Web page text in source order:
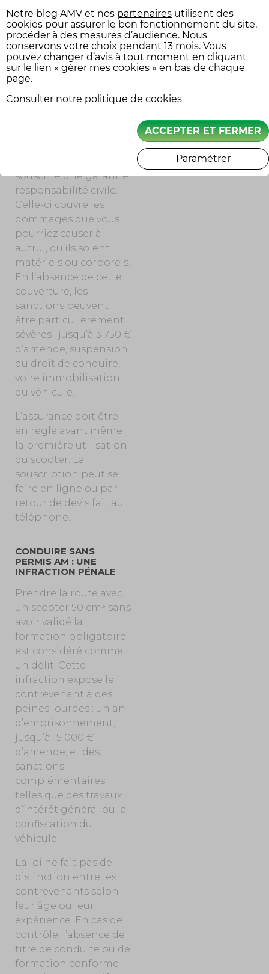
UNE ASSURANCE
OBLIGATOIRE, SOUS
PEINE DE LOURDES
SANCTIONS
véhicule léger comme
souscrire une garantie
responsabilité civile.
Celle-ci couvre les
dommages que vous
pourriez causer à
autrui, qu’ils soient
matériels ou corporels.
En l’absence de cette
couverture, les
sanctions peuvent
être particulièrement
sévères : jusqu’à 3 750 €
d’amende, suspension
du droit de conduire,
voire immobilisation
du véhicule.
L’assurance doit être
en règle avant même
la première utilisation
du scooter. La
souscription peut se
faire en ligne ou par
retour de devis fait au
téléphone.
CONDUIRE SANS
PERMIS AM : UNE
INFRACTION PÉNALE
Prendre la route avec
un scooter 50 cm³ sans
avoir validé la
formation obligatoire
est considéré comme
un délit. Cette
infraction expose le
contrevenant à des
peines lourdes : un an
d’emprisonnement,
jusqu’à 15 000 €
d’amende, et des
sanctions
complémentaires
telles que des travaux
d’intérêt général ou la
confiscation du
véhicule.
La loi ne fait pas de
distinction entre les
contrevenants selon
leur âge ou leur
expérience. En cas de
contrôle, l’absence de
titre de conduite ou de
formation conforme
Notre blog AMV et nos partenaires utilisent des
cookies pour assurer le bon fonctionnement du site,
procéder à des mesures d’audience. Nous
conservons votre choix pendant 13 mois. Vous
pouvez changer d’avis à tout moment en cliquant
sur le lien « gérer mes cookies » en bas de chaque
page.
Consulter notre politique de cookies
ACCEPTER ET FERMER
Paramétrer